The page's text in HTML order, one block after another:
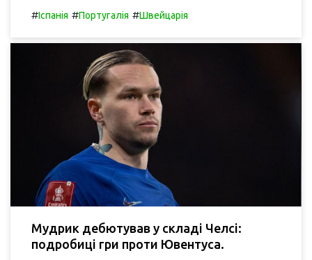
#Іспанія #Португалія #Швейцарія
Мудрик дебютував у складі Челсі:
подробиці гри проти Ювентуса.